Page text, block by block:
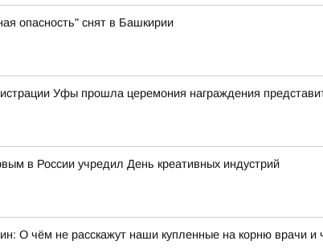
опасность" снят в Башкирии
Уфы прошла церемония награждения
в России учредил День креативных индустрий
О чём не расскажут наши купленные на корню врачи и